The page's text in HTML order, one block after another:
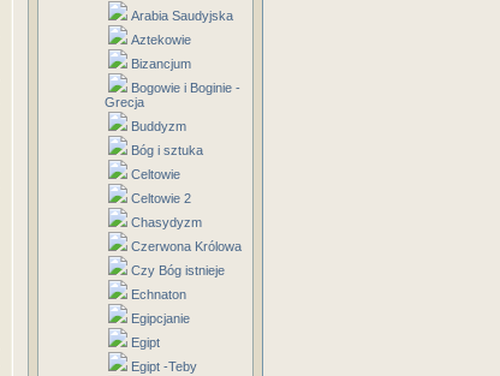
Arabia Saudyjska
Aztekowie
Bizancjum
Bogowie i Boginie -
Grecja
Buddyzm
Bóg i sztuka
Celtowie
Celtowie 2
Chasydyzm
Czerwona Królowa
Czy Bóg istnieje
Echnaton
Egipcjanie
Egipt
Egipt -Teby